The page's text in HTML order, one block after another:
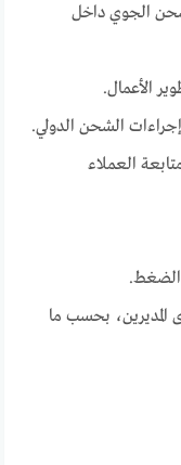
الجوي داخل
الأعمال.
الشحن الدولي.
العملاء
المديرين، بحسب ما